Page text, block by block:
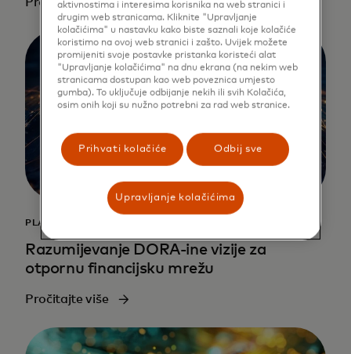
PLAĆANJA
Razumijevanje DORA-ine vizije za
otpornu financijsku mrežu
Pročitajte više
aktivnostima i interesima korisnika na web stranici i
drugim web stranicama. Kliknite "Upravljanje
kolačićima" u nastavku kako biste saznali koje kolačiće
koristimo na ovoj web stranici i zašto. Uvijek možete
promijeniti svoje postavke pristanka koristeći alat
"Upravljanje kolačićima" na dnu ekrana (na nekim web
stranicama dostupan kao web poveznica umjesto
gumba). To uključuje odbijanje nekih ili svih Kolačića,
osim onih koji su nužno potrebni za rad web stranice.
Prihvati kolačiće Odbij sve
Upravljanje kolačićima